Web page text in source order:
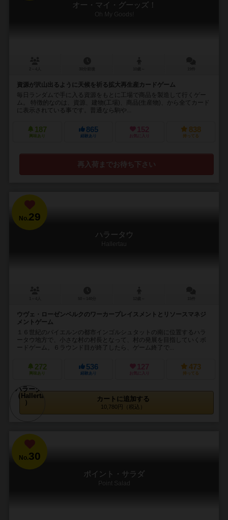
オー・マイ・グーッズ！
Oh My Goods!
資源が沢山出るように天候を祈る拡大再生産カードゲーム
毎日ランダムで手に入る資源をもとに工場で商品を製造して行くゲー
ム。 特徴的なのは、資源、建物(工場)、商品(生産物)、から全てカード
に表示されている事です。普通なら駒や...
187
興味あり
865
経験あり
152
お気に入り
838
持ってる
再入荷までお待ち下さい
No.29
ハラータウ
Hallertau
ウヴェ・ローゼンベルクのワーカープレイスメントとリソースマネジ
メントゲーム
１６世紀のバイエルンの都市インゴルシュタットの南に位置するハラ
ータウ地方で、小さな村の村長となって、村の発展を目指していくボ
ードゲーム。６ラウンド目が終了したら、ゲーム終了で...
272
興味あり
536
経験あり
127
お気に入り
473
持ってる
カートに追加する
10,780円（税込）
No.30
ポイント・サラダ
Point Salad